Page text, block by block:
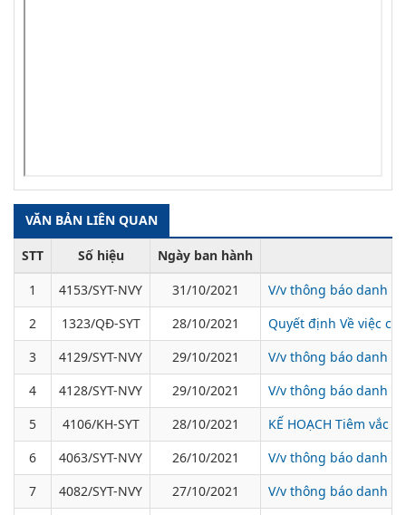
VĂN BẢN LIÊN QUAN
STT Số hiệu
Ngày ban hành
1
4153/SYT-NVY 31/10/2021
V/v thông báo danh
2
1323/QĐ-SYT 28/10/2021
Quyết định Về việc
3
4129/SYT-NVY 29/10/2021
V/v thông báo danh
4
4128/SYT-NVY 29/10/2021
V/v thông báo danh
5
4106/KH-SYT 28/10/2021
KẾ HOẠCH Tiêm vắc
6
4063/SYT-NVY 26/10/2021
V/v thông báo danh
7
4082/SYT-NVY 27/10/2021 V/v thông báo danh